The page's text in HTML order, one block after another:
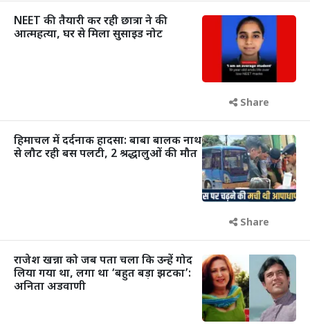
NEET की तैयारी कर रही छात्रा ने की
आत्महत्या, घर से मिला सुसाइड नोट
Share
हिमाचल में दर्दनाक हादसा: बाबा बालक नाथ
से लौट रही बस पलटी, 2 श्रद्धालुओं की मौत
Share
राजेश खन्ना को जब पता चला कि उन्हें गोद
लिया गया था, लगा था ‘बहुत बड़ा झटका’:
अनिता अडवाणी